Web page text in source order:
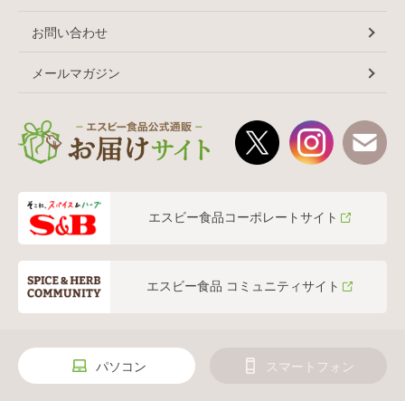
お問い合わせ
メールマガジン
エスビー食品コーポレートサイト
エスビー食品 コミュニティサイト
パソコン スマートフォン